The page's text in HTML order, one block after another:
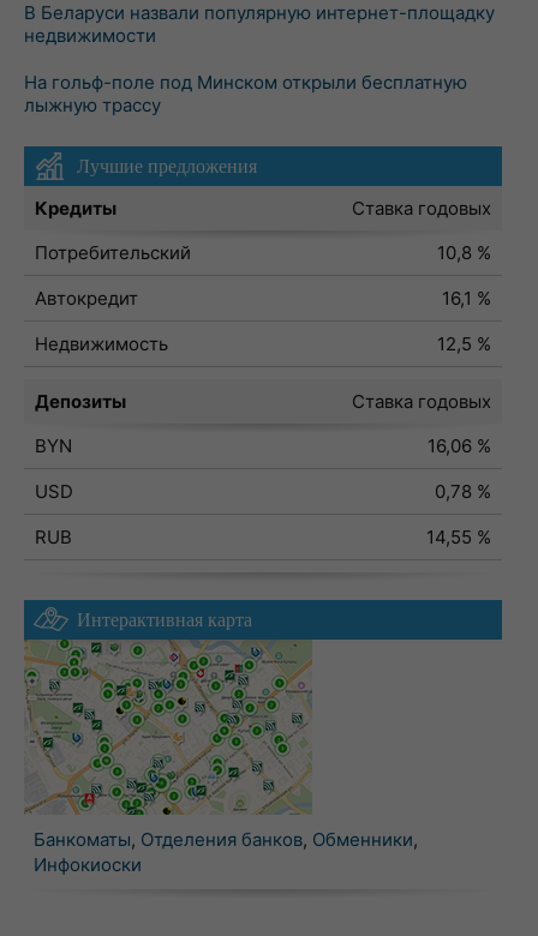
В Беларуси назвали популярную интернет-площадку
недвижимости
На гольф-поле под Минском открыли бесплатную
лыжную трассу
Лучшие предложения
Кредиты
Ставка годовых
Потребительский
10,8 %
Автокредит
16,1 %
Недвижимость
12,5 %
Депозиты
Ставка годовых
BYN
16,06 %
USD
0,78 %
RUB
14,55 %
Интерактивная карта
Банкоматы, Отделения банков, Обменники,
Инфокиоски